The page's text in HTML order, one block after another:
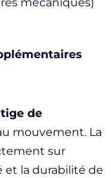
tige de
mouvement. La
sur
et la durabilité de